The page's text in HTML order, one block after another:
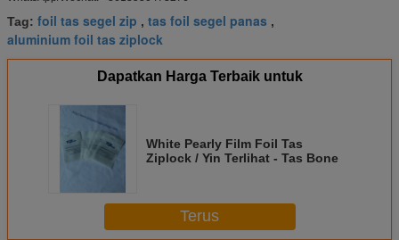
Tag: foil tas segel zip , tas foil segel panas ,
aluminium foil tas ziplock
Dapatkan Harga Terbaik untuk
White Pearly Film Foil Tas
Ziplock / Yin Terlihat - Tas Bone
Terus